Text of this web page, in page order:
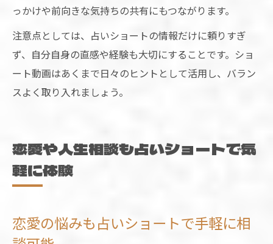
っかけや前向きな気持ちの共有にもつながります。
注意点としては、占いショートの情報だけに頼りすぎ
ず、自分自身の直感や経験も大切にすることです。ショ
ート動画はあくまで日々のヒントとして活用し、バラン
スよく取り入れましょう。
恋愛や人生相談も占いショートで気
軽に体験
恋愛の悩みも占いショートで手軽に相